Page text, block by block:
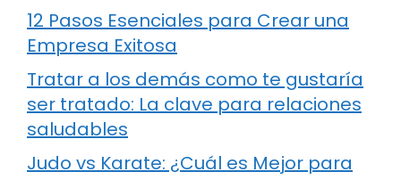
12 Pasos Esenciales para Crear una
Empresa Exitosa
Tratar a los demás como te gustaría
ser tratado: La clave para relaciones
saludables
Judo vs Karate: ¿Cuál es Mejor para